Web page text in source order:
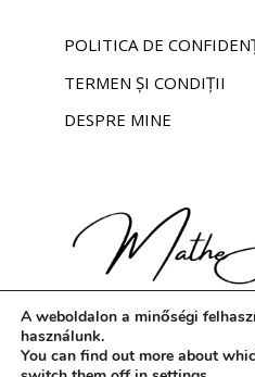
POLITICA DE
TERMEN ȘI CONDIȚII
DESPRE MINE
A weboldalon a minőségi
használunk.
You can find out more about